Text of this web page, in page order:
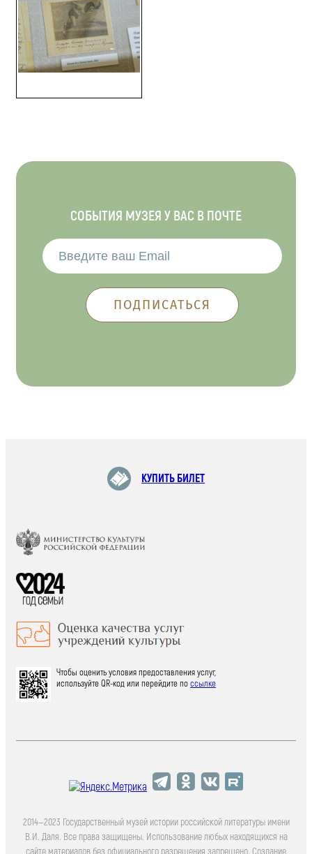
СОБЫТИЯ МУЗЕЯ У ВАС В ПОЧТЕ
КУПИТЬ БИЛЕТ
Чтобы оценить условия предоставления услуг,
используйте QR-код или перейдите поссылке
2014—2023 Государственный музей истории российской литературы имени
В.И. Даля. Все права защищены. Использование любых находящихся на
сайте материалов без официального разрешения запрещено. Создание